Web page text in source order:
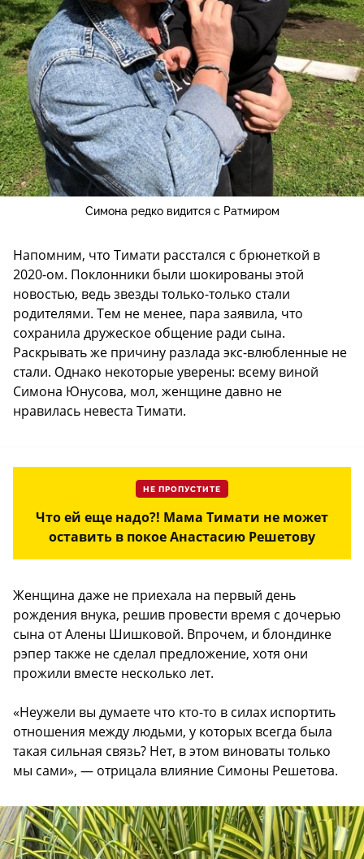
Симона редко видится с Ратмиром
Напомним, что Тимати расстался с брюнеткой в
2020-ом. Поклонники были шокированы этой
новостью, ведь звезды только-только стали
родителями. Тем не менее, пара заявила, что
сохранила дружеское общение ради сына.
Раскрывать же причину разлада экс-влюбленные не
стали. Однако некоторые уверены: всему виной
Симона Юнусова, мол, женщине давно не
нравилась невеста Тимати.
НЕ ПРОПУСТИТЕ
Что ей еще надо?! Мама Тимати не может
оставить в покое Анастасию Решетову
Женщина даже не приехала на первый день
рождения внука, решив провести время с дочерью
сына от Алены Шишковой. Впрочем, и блондинке
рэпер также не сделал предложение, хотя они
прожили вместе несколько лет.
«Неужели вы думаете что кто-то в силах испортить
отношения между людьми, у которых всегда была
такая сильная связь? Нет, в этом виноваты только
мы сами», — отрицала влияние Симоны Решетова.